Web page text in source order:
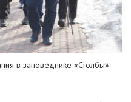
в заповеднике «Столбы»